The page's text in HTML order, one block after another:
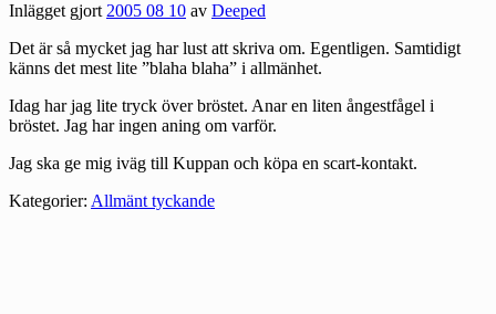
Inlägget gjort2005 08 10 av Deeped
Det är så mycket jag har lust att skriva om. Egentligen. Samtidigt
känns det mest lite ”blaha blaha” i allmänhet.
Idag har jag lite tryck över bröstet. Anar en liten ångestfågel i
bröstet. Jag har ingen aning om varför.
Jag ska ge mig iväg till Kuppan och köpa en scart-kontakt.
Kategorier: Allmänt tyckande